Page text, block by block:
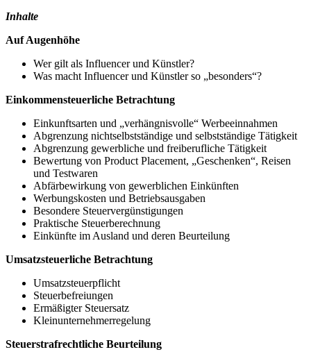
Inhalte
Auf Augenhöhe
Wer gilt als Influencer und Künstler?
Was macht Influencer und Künstler so „besonders“?
Einkommensteuerliche Betrachtung
Einkunftsarten und „verhängnisvolle“ Werbeeinnahmen
Abgrenzung nichtselbstständige und selbstständige Tätigkeit
Abgrenzung gewerbliche und freiberufliche Tätigkeit
Bewertung von Product Placement, „Geschenken“, Reisen
und Testwaren
Abfärbewirkung von gewerblichen Einkünften
Werbungskosten und Betriebsausgaben
Besondere Steuervergünstigungen
Praktische Steuerberechnung
Einkünfte im Ausland und deren Beurteilung
Umsatzsteuerliche Betrachtung
Umsatzsteuerpflicht
Steuerbefreiungen
Ermäßigter Steuersatz
Kleinunternehmerregelung
Steuerstrafrechtliche Beurteilung